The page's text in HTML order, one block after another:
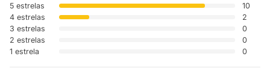
5 estrelas
10
4 estrelas
2
3 estrelas
0
2 estrelas
0
1 estrela
0